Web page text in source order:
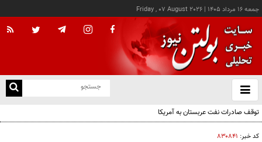
جمعه ۱۶ مرداد ۱۴۰۵ |
Friday , 07 August 2026
باز
و
توقف صادرات نفت عربستان به آمریکا
کد خبر: ۸۳۰۸۴۱